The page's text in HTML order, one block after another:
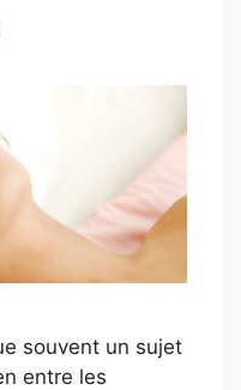
souvent un sujet
entre les